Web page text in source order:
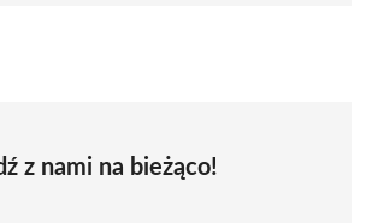
z nami na bieżąco!